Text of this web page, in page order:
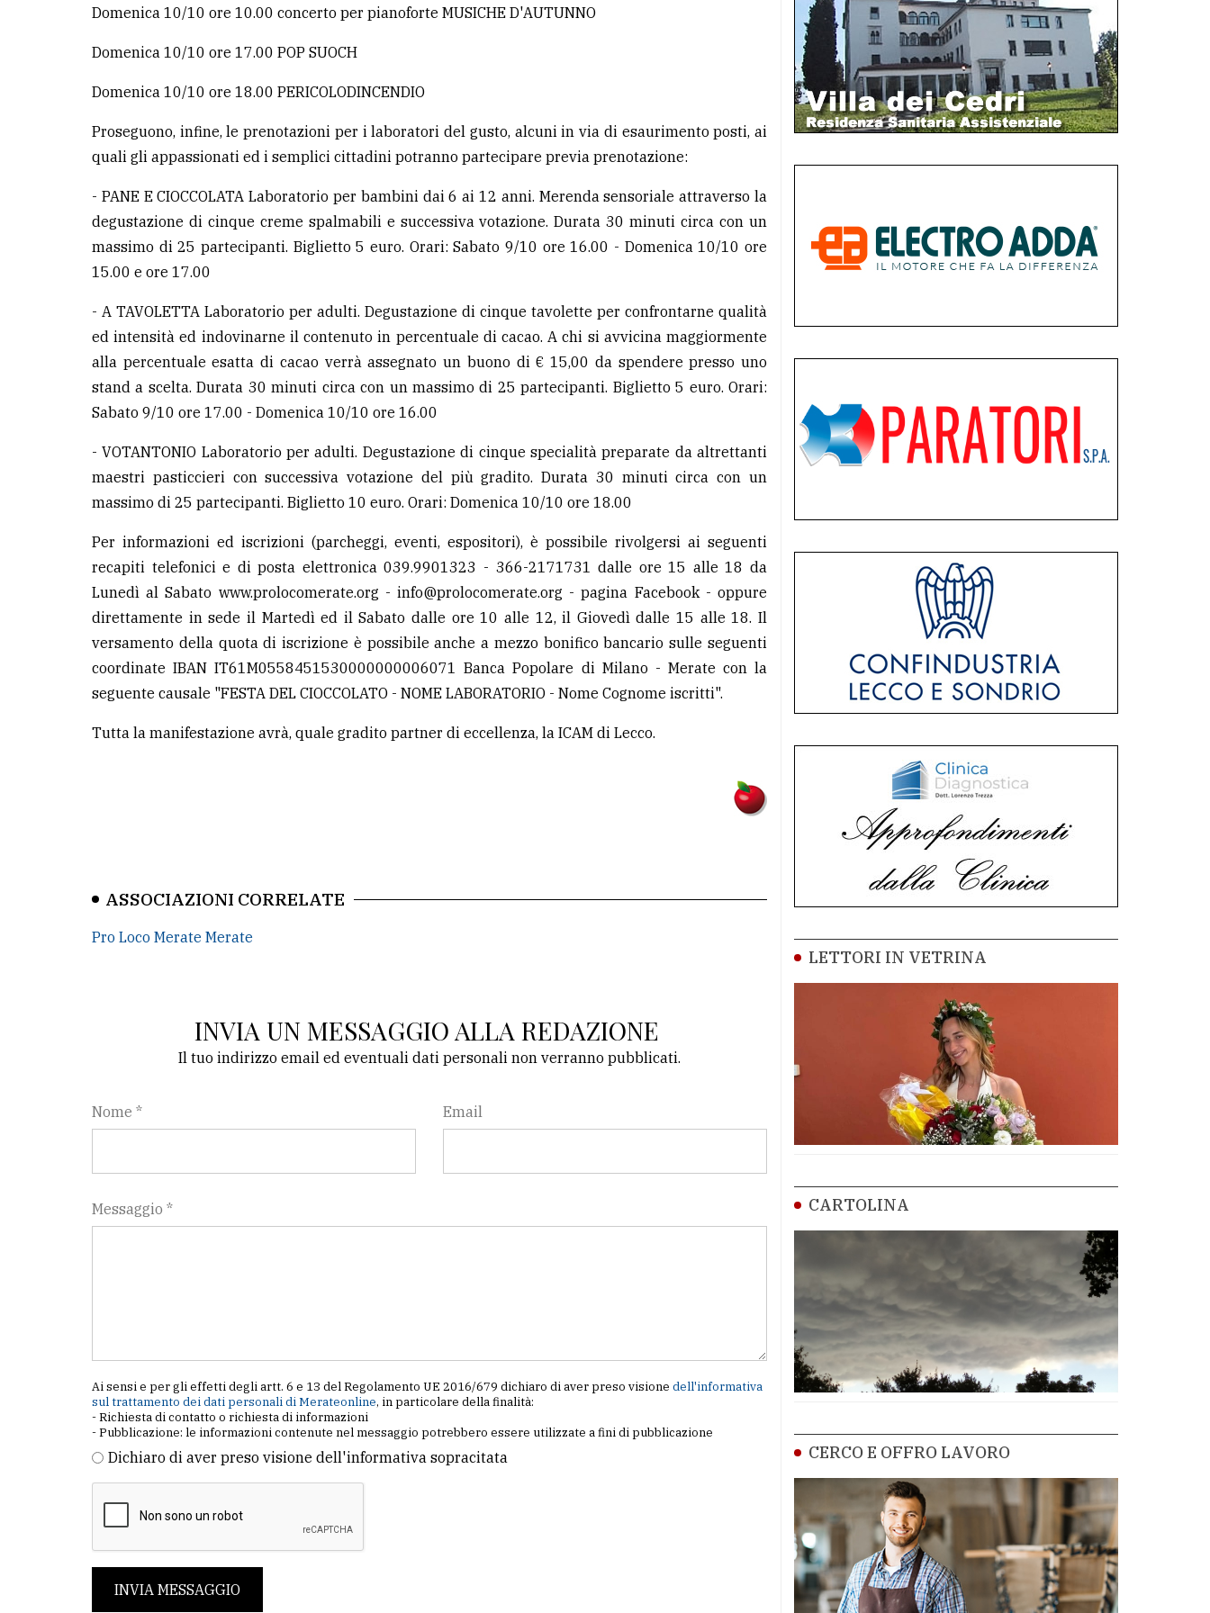
Domenica 10/10 ore 10.00 concerto per pianoforte MUSICHE D'AUTUNNO
Domenica 10/10 ore 17.00 POP SUOCH
Domenica 10/10 ore 18.00 PERICOLODINCENDIO
Proseguono, infine, le prenotazioni per i laboratori del gusto, alcuni in via di esaurimento posti, ai
quali gli appassionati ed i semplici cittadini potranno partecipare previa prenotazione:
- PANE E CIOCCOLATA Laboratorio per bambini dai 6 ai 12 anni. Merenda sensoriale attraverso la
degustazione di cinque creme spalmabili e successiva votazione. Durata 30 minuti circa con un
massimo di 25 partecipanti. Biglietto 5 euro. Orari: Sabato 9/10 ore 16.00 - Domenica 10/10 ore
15.00 e ore 17.00
- A TAVOLETTA Laboratorio per adulti. Degustazione di cinque tavolette per confrontarne qualità
ed intensità ed indovinarne il contenuto in percentuale di cacao. A chi si avvicina maggiormente
alla percentuale esatta di cacao verrà assegnato un buono di € 15,00 da spendere presso uno
stand a scelta. Durata 30 minuti circa con un massimo di 25 partecipanti. Biglietto 5 euro. Orari:
Sabato 9/10 ore 17.00 - Domenica 10/10 ore 16.00
- VOTANTONIO Laboratorio per adulti. Degustazione di cinque specialità preparate da altrettanti
maestri pasticcieri con successiva votazione del più gradito. Durata 30 minuti circa con un
massimo di 25 partecipanti. Biglietto 10 euro. Orari: Domenica 10/10 ore 18.00
Per informazioni ed iscrizioni (parcheggi, eventi, espositori), è possibile rivolgersi ai seguenti
recapiti telefonici e di posta elettronica 039.9901323 - 366-2171731 dalle ore 15 alle 18 da
Lunedì al Sabato www.prolocomerate.org - info@prolocomerate.org - pagina Facebook - oppure
direttamente in sede il Martedì ed il Sabato dalle ore 10 alle 12, il Giovedì dalle 15 alle 18. Il
versamento della quota di iscrizione è possibile anche a mezzo bonifico bancario sulle seguenti
coordinate IBAN IT61M0558451530000000006071 Banca Popolare di Milano - Merate con la
seguente causale "FESTA DEL CIOCCOLATO - NOME LABORATORIO - Nome Cognome iscritti".
Tutta la manifestazione avrà, quale gradito partner di eccellenza, la ICAM di Lecco.
ASSOCIAZIONI CORRELATE
Pro Loco Merate Merate
INVIA UN MESSAGGIO ALLA REDAZIONE
Il tuo indirizzo email ed eventuali dati personali non verranno pubblicati.
Nome * Email
Messaggio *
Ai sensi e per gli effetti degli artt. 6 e 13 del Regolamento UE 2016/679 dichiaro di aver preso visione dell'informativa
sul trattamento dei dati personali di Merateonline, in particolare della finalità:
- Richiesta di contatto o richiesta di informazioni
- Pubblicazione: le informazioni contenute nel messaggio potrebbero essere utilizzate a fini di pubblicazione
Dichiaro di aver preso visione dell'informativa sopracitata
INVIA MESSAGGIO
LETTORI IN VETRINA
CARTOLINA
CERCO E OFFRO LAVORO